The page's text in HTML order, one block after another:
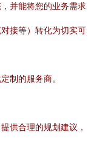
并能将您的业务需求
接等）转化为切实可
制的服务商。
供合理的规划建议，